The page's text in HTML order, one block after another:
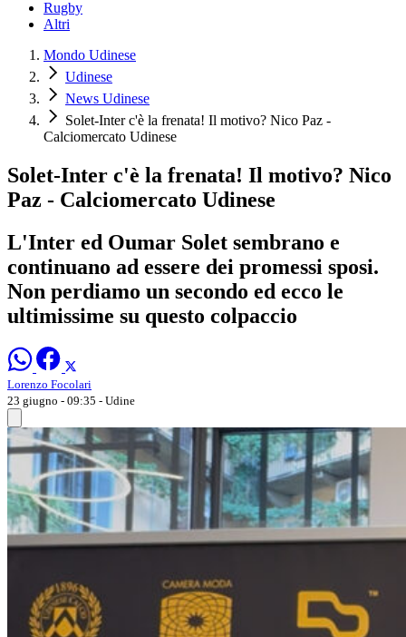
Rugby
Altri
Mondo Udinese
Udinese
News Udinese
Solet-Inter c'è la frenata! Il motivo? Nico Paz -
Calciomercato Udinese
Solet-Inter c'è la frenata! Il motivo? Nico
Paz - Calciomercato Udinese
L'Inter ed Oumar Solet sembrano e
continuano ad essere dei promessi sposi.
Non perdiamo un secondo ed ecco le
ultimissime su questo colpaccio
Lorenzo Focolari
23 giugno - 09:35 - Udine